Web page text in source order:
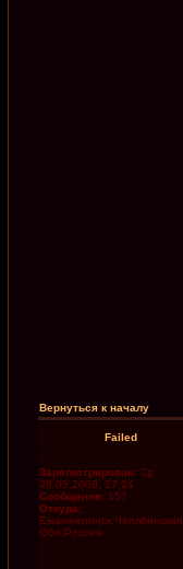
Вернуться к началу
Failed
Зарегистрирован: Ср
28.05.2008, 17:24
Сообщения: 157
Откуда:
Еманжелинск,Челябинская
Обл,Россия